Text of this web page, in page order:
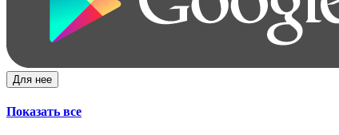
Для нее
Показать все